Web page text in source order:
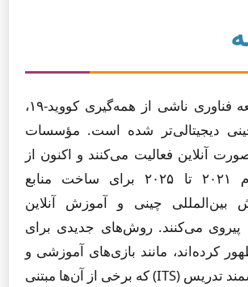
با توجه به توسعه فناوری ناشی از همه‌گیری کووید-۱۹،
دیجیتالی‌تر شده است. مؤسسات
آنلاین فعالیت می‌کنند و اکنون از
برنامه‌های اقدام ۲۰۲۱ تا ۲۰۲۵ برای ساخت منابع
بین‌المللی چینی و آموزش آنلاین
پیروی می‌کنند. روش‌های جدیدی برای
کرده‌اند، مانند بازی‌های آموزشی و
سیستم‌های هوشمند تدریس (ITS) که برخی از آن‌ها مبتنی